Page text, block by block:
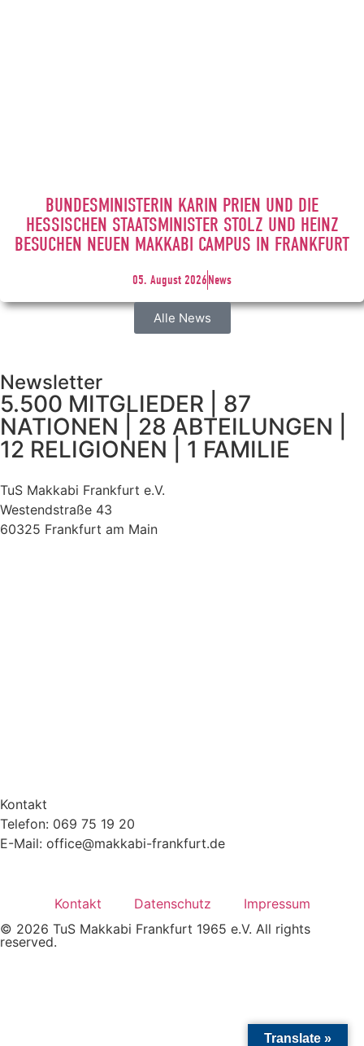
BUNDESMINISTERIN KARIN PRIEN UND DIE
HESSISCHEN STAATSMINISTER STOLZ UND HEINZ
BESUCHEN NEUEN MAKKABI CAMPUS IN FRANKFURT
05. August 2026News
Alle News
Newsletter
5.500 MITGLIEDER | 87
NATIONEN | 28 ABTEILUNGEN |
12 RELIGIONEN | 1 FAMILIE
TuS Makkabi Frankfurt e.V.
Westendstraße 43
60325 Frankfurt am Main
Kontakt
Telefon: 069 75 19 20
E-Mail: office@makkabi-frankfurt.de
Kontakt Datenschutz
Impressum
© 2026 TuS Makkabi Frankfurt 1965 e.V. All rights
reserved.
Translate »